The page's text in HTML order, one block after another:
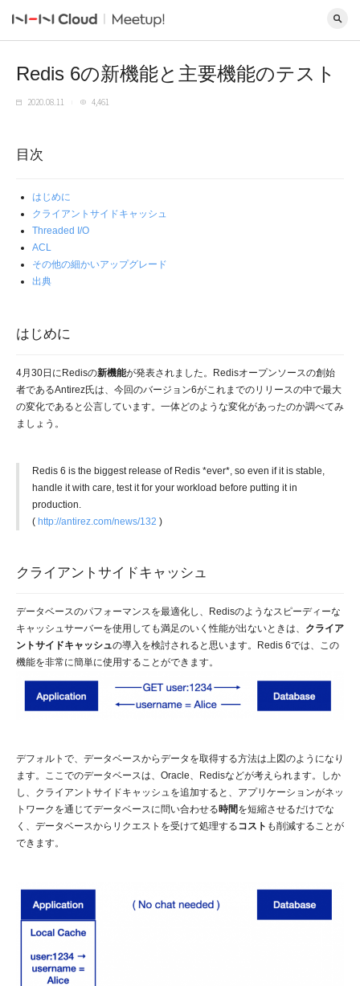
Redis 6の新機能と主要機能のテスト
2020.08.11 4,461
目次
はじめに
クライアントサイドキャッシュ
Threaded I/O
ACL
その他の細かいアップグレード
出典
はじめに
4月30日にRedisの新機能が発表されました。Redisオープンソースの創始
者であるAntirez氏は、今回のバージョン6がこれまでのリリースの中で最大
の変化であると公言しています。一体どのような変化があったのか調べてみ
ましょう。
Redis 6 is the biggest release of Redis *ever*, so even if it is stable,
handle it with care, test it for your workload before putting it in
production.
( http://antirez.com/news/132 )
クライアントサイドキャッシュ
データベースのパフォーマンスを最適化し、Redisのようなスピーディーな
キャッシュサーバーを使用しても満足のいく性能が出ないときは、 クライア
ントサイドキャッシュの導入を検討されると思います。Redis 6では、この
機能を非常に簡単に使用することができます。
デフォルトで、データベースからデータを取得する方法は上図のようになり
ます。ここでのデータベースは、Oracle、Redisなどが考えられます。しか
し、クライアントサイドキャッシュを追加すると、アプリケーションがネッ
トワークを通じてデータベースに問い合わせる時間を短縮させるだけでな
く、データベースからリクエストを受けて処理するコスト も削減することが
できます。